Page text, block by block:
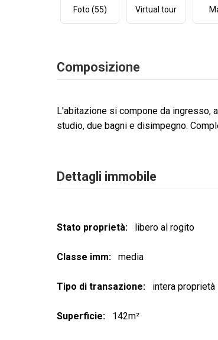
Foto (55) Virtual tour
Composizione
L'abitazione si compone da ingresso,
studio, due bagni e disimpegno.
Dettagli immobile
Stato proprietà libero al rogito
Classe imm media
Tipo di transazione intera proprietà
Superficie 142m²